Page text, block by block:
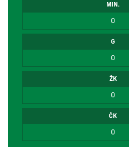
MIN.
0
G
0
ŽK
0
ČK
0